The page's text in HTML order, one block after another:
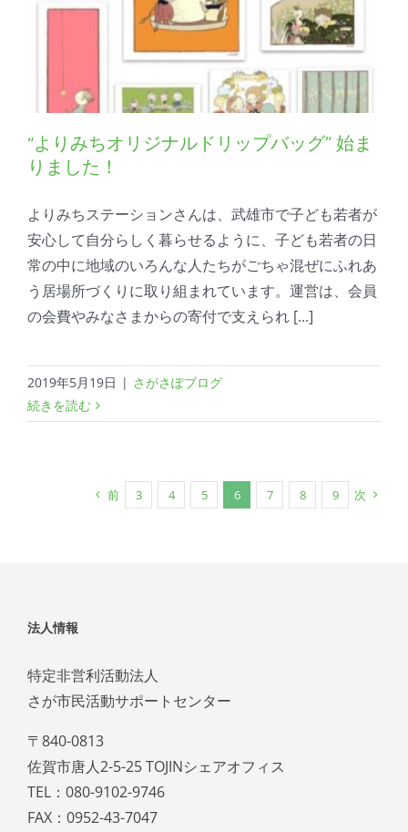
“よりみちオリジナルドリップバッグ” 始ま
りました！
よりみちステーションさんは、武雄市で子ども若者が
安心して自分らしく暮らせるように、子ども若者の日
常の中に地域のいろんな人たちがごちゃ混ぜにふれあ
う居場所づくりに取り組まれています。運営は、会員
の会費やみなさまからの寄付で支えられ [...]
2019年5月19日 | さがさぽブログ
続きを読む
前 3 4 5 6 7 8 9 次
法人情報
特定非営利活動法人
さが市民活動サポートセンター
〒840-0813
佐賀市唐人2-5-25 TOJINシェアオフィス
TEL：080-9102-9746
FAX：0952-43-7047